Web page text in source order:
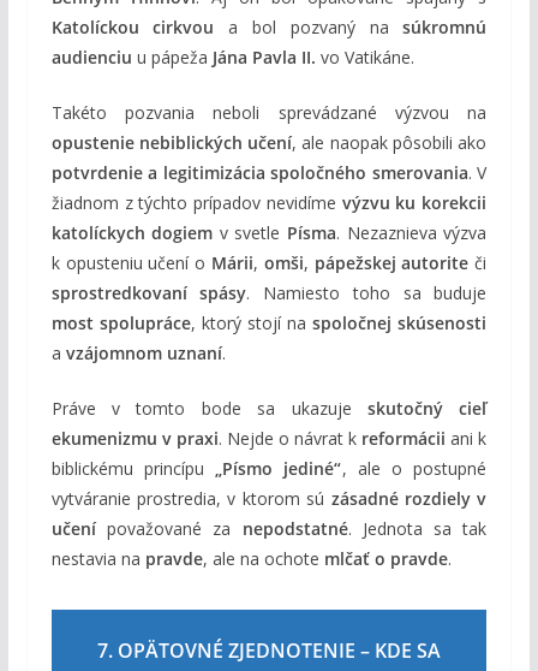
Katolíckou cirkvou a bol pozvaný nasúkromnú
audienciu u pápeža Jána Pavla II. vo Vatikáne.
Takéto pozvania neboli sprevádzané výzvou na
opustenie nebiblických učení, ale naopak pôsobili ako
potvrdenie a legitimizácia spoločného smerovania. V
žiadnom z týchto prípadov nevidíme výzvu ku korekcii
katolíckych dogiem v svetle Písma. Nezaznieva výzva
k opusteniu učení o Márii, omši, pápežskej autorite či
sprostredkovaní spásy. Namiesto toho sa buduje
most spolupráce, ktorý stojí naspoločnej skúsenosti
a vzájomnom uznaní.
Práve v tomto bode sa ukazuje skutočný cieľ
ekumenizmu v praxi. Nejde o návrat k reformácii ani k
biblickému princípu„Písmo jediné“, ale o postupné
vytváranie prostredia, v ktorom sú zásadné rozdiely v
učenípovažované za nepodstatné. Jednota sa tak
nestavia na pravde, ale na ochote mlčať o pravde.
7. OPÄTOVNÉ ZJEDNOTENIE – KDE SA